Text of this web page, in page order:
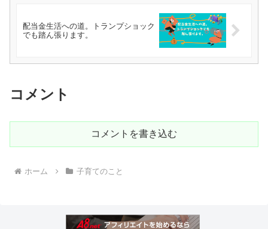
配当金生活への道。トランプショック
でも踏ん張ります。
コメント
コメントを書き込む
ホーム 子育てのこと